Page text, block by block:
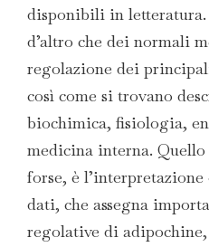
disponibili in
d’altro che dei normali
regolazione dei
così come si trovano
biochimica, fisiologia,
medicina interna.
forse, è
dati, che assegna
regolative di